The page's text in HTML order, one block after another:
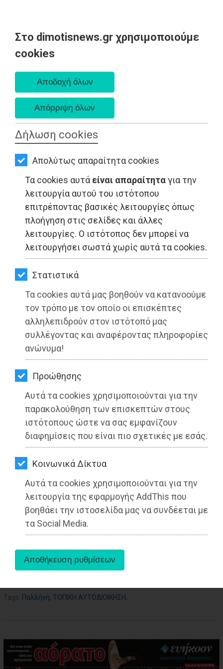
Στο dimotisnews.gr χρησιμοποιούμε
cookies
Δήλωση cookies
Απολύτως απαραίτητα cookies
Τα cookies αυτά είναι απαραίτηταγια την
λειτουργία αυτού του ιστότοπου
επιτρέποντας βασικές λειτουργίες όπως
πλοήγηση στις σελίδες και άλλες
λειτουργίες. Ο ιστότοπος δεν μπορεί να
λειτουργήσει σωστά χωρίς αυτά τα cookies.
Στατιστικά
Τα cookies αυτά μας βοηθούν να κατανοούμε
τον τρόπο με τον οποίο οι επισκέπτες
αλληλεπιδρούν στον ιστότοπό μας
συλλέγοντας και αναφέροντας πληροφορίες
ανώνυμα!
Προώθησης
Αυτά τα cookies χρησιμοποιούνται για την
παρακολούθηση των επισκεπτών στους
ιστότοπους ώστε να σας εμφανίζουν
διαφημίσεις που είναι πιο σχετικές με εσάς.
Kοινωνικά Δίκτυα
Αυτά τα cookies χρησιμοποιούνται για την
λειτουργία της εφαρμογής AddThis που
βοηθάει την ιστοσελίδα μας να συνδέεται με
τα Social Media.
AΡΧΙΚΗ
ΕΙΔΗΣΕΙΣ
ΠΟΛΙΤΙΚΗ
ΤΟΠΙΚΗ
ΑΥΤΟΔΙΟΙΚΗΣΗ
ΟΙΚΟΝΟΜΙΑ
ΑΘΛΗΤΙΣΜΟΣ
ΠΟΛΙΤΙΣΜΟΣ
ΣΠΙΤΙ-
ΚΗΠΟΣ
ΥΓΕΙΑ
LIFESTYLE
ΤΑΞΙΔΙΑ
ΕΞΟΔΟΣ
ΠΕΡΙΒΑΛΛΟΝ
ΚΑΤΟΙΚΙΔΙΟ
ΑΓΓΕΛΙΕΣ
ΕΦΗΜΕΡΙΔΕΣ
OΔΗΓΟΣ
ΑΓΟΡΑΣ
ΨΙΘΥΡΟΙ
ΑΠΟΣΤΟΛΗ
ΑΡΘΡΩΝ
ΤΟΠΙΚΗ ΑΥΤΟΔΙΟΙΚΗΣΗ - Παλλήνη
Δημήτρης Καρκούλιας: Μηνυτήρια
Αναφορά στον Δήμο για τις φωτιές
και για το «κουκούλωμα» των
ευθυνών από τους υπαίτιους...
Διαβάστηκε 8322 φορές
03-09-2022
Από τo Dimotisnews
aboutus
Tags: Παλλήνη, ΤΟΠΙΚΗ ΑΥΤΟΔΙΟΙΚΗΣΗ,